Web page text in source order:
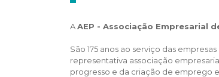
AAEP - Associação Empresarial
São 175 anos ao serviço das
representativa associação
progresso e da criação de emprego